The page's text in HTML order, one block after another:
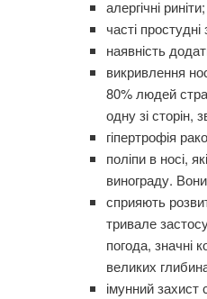
алергічні риніти;
часті
наявність
викривлення
80% людей
одну зі сторін,
гіпертрофія
поліпи в носі,
винограду.
сприяють
тривале
погода, значні
великих
імунний захист